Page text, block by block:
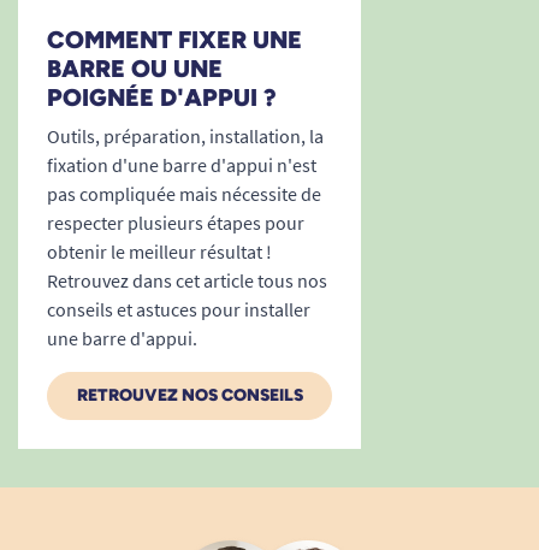
plaques adhésives Mobeli
Contrôler l’indicateur de sécurité
chaque utilisation .
Une aide discrète, sans trace, pour
conserver son autonomie et valoriser
la prévention
Avec la barre d’appui à ventouses Mobeli, le
quotidien devient plus sûr et moins
contraignant. Son design épuré, sa discrétion
une fois posée et sa non-invasivité dans votre
intérieur contribuent à uneprévention des
chutes éléganteet efficace.
À la maison, en séjour chez des proches ou pour
sans rien imposer de permanent. Elle est aussi
COMMENT FIXER UNE
BARRE OU UNE
POIGNÉE D'APPUI ?
Outils, préparation, installation, la
fixation d'une barre d'appui n'est
pas compliquée mais nécessite de
respecter plusieurs étapes pour
obtenir le meilleur résultat !
Retrouvez dans cet article tous nos
conseils et astuces pour installer
une barre d'appui.
RETROUVEZ NOS CONSEILS